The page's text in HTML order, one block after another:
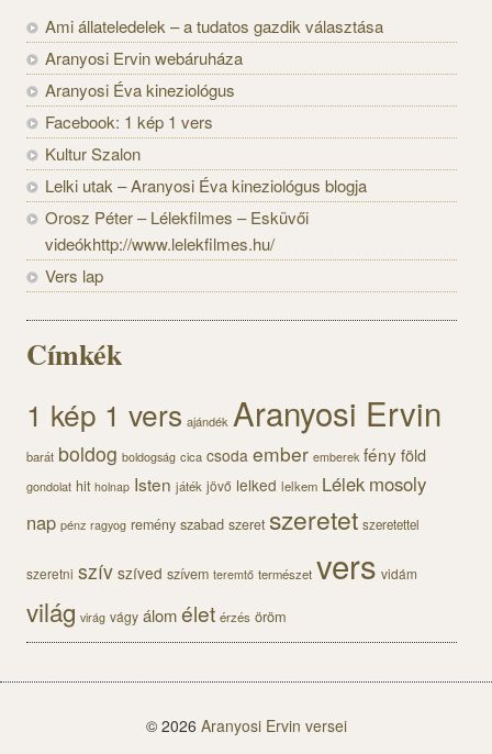
Ami állateledelek – a tudatos gazdik választása
Aranyosi Ervin webáruháza
Aranyosi Éva kineziológus
Facebook: 1 kép 1 vers
Kultur Szalon
Lelki utak – Aranyosi Éva kineziológus blogja
Orosz Péter – Lélekfilmes – Esküvői
videókhttp://www.lelekfilmes.hu/
Vers lap
Címkék
1 kép 1 vers ajándék Aranyosi Ervin
barát boldog boldogság cica csoda ember emberek fényföld
gondolat hit holnap Isten játék jövő lelked lelkem Lélek mosoly
nap pénz ragyog remény szabad szeret szeretet szeretettel
szeretni szív szíved szívem teremtő természet vers vidám
világ virág vágy álomélet érzés öröm
© 2026 Aranyosi Ervin versei